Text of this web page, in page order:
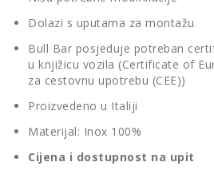
Dolazi s uputama za montažu
Bull Bar posjeduje potreban
u knjižicu vozila (Certificate of
za cestovnu upotrebu (CEE))
Proizvedeno u Italiji
Materijal: Inox 100%
Cijena i dostupnost na upit